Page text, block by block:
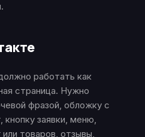
работать как
страница. Нужно
фразой, обложку с
заявки, меню,
товаров, отзывы,